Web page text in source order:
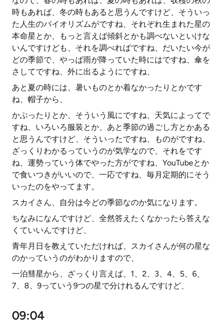
時もあれば、冬の時もあると思うんですけど、そういっ
た人生のバイオリズムがですね、それぞれ生まれた星の
本命星とか、もっと言えば傾斜とかも調べないといけな
いんですけども、それを調べればですね、だいたい今が
どの季節で、やっぱ雨が降っていた時にはですね、傘を
さしてですね、外に出るようにですね、
あと夏の時には、暑いものとか着なかったりとかです
ね、帽子から、
かぶったりとか、そういう風にですね、天気によってで
すね、いろいろ服装とか、あと季節の過ごし方とかある
と思うんですけど、そういったですね、ものがですね、
ざっくりわかるっていうのが気学なので、それをです
ね、運勢っていう体でやった方がですね、YouTubeとか
で食いつきがいいので、一応ですね、毎月定期的にそう
いったのをやってます。
スカイさん、自分は今どの季節なのか気になります。
ちなみになんですけど、全然答えたくなかったら答えな
くていいんですけど、
青年月日を教えていただければ、スカイさんが何の星な
のかっていうのがわかりますので、
一泊彗星から、ざっくり言えば、1、2、3、4、5、6、
7、8、9っていう9つの星で分けれるんですけど、
09:04